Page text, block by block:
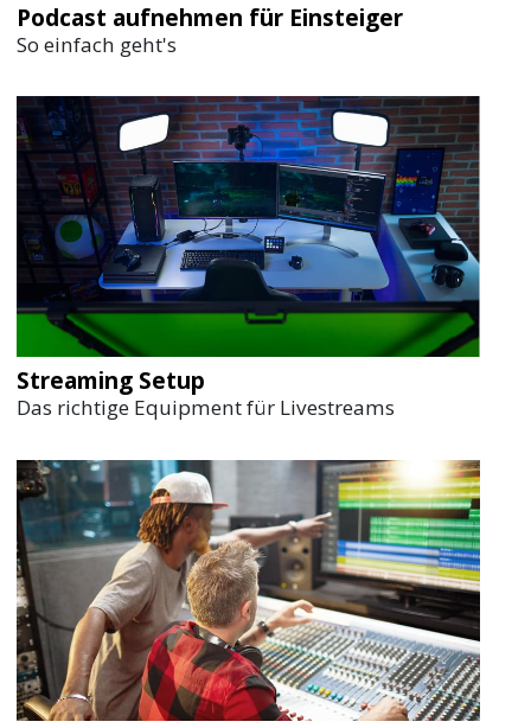
Podcast aufnehmen für Einsteiger
So einfach geht's
Streaming Setup
Das richtige Equipment für Livestreams